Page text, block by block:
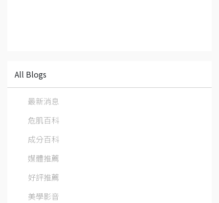
All Blogs
最新消息
危肌百科
成分百科
媒體推薦
好評推薦
美學影音